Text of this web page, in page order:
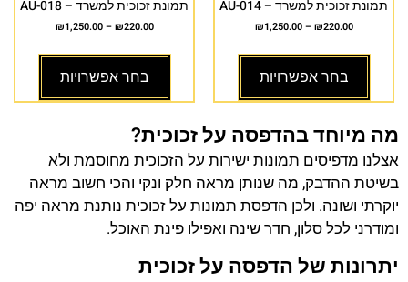
תמונת זכוכית למשרד – AU-014
₪220.00
–
₪1,250.00
בחר אפשרויות
תמונת זכוכית למשרד – AU-018
₪220.00
–
₪1,250.00
בחר אפשרויות
מה מיוחד בהדפסה על זכוכית?
אצלנו מדפיסים תמונות ישירות על הזכוכית מחוסמת ולא
בשיטת ההדבק, מה שנותן מראה חלק ונקי והכי חשוב מראה
יוקרתי ושונה. ולכן הדפסת תמונות על זכוכית נותנת מראה יפה
ומודרני לכל סלון, חדר שינה ואפילו פינת האוכל.
יתרונות של הדפסה על זכוכית